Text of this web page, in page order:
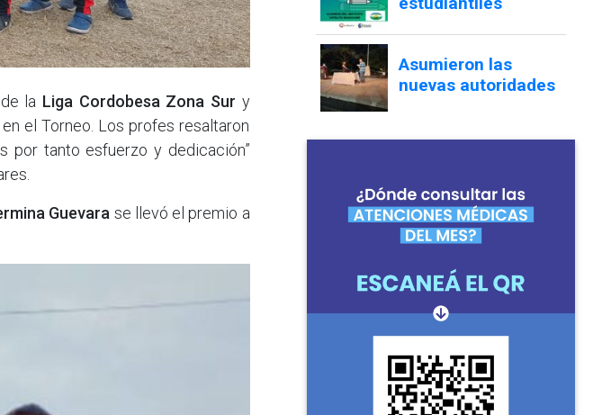
la Liga Cordobesa Zona Sur y
el Torneo. Los profes resaltaron
por tanto esfuerzo y dedicación”
Guevara se llevó el premio a